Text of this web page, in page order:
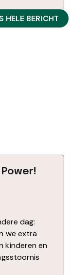
HELE BERICHT
Power!
dag:
we extra
kinderen en